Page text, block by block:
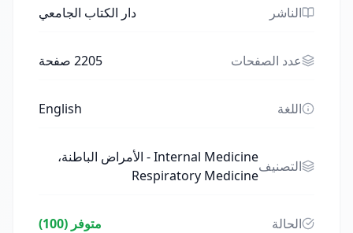
الناشر دار الكتاب الجامعي
عدد الصفحات 2205 صفحة
اللغة English
التصنيف
Internal Medicine - الأمراض الباطنة،
Respiratory Medicine
الحالة متوفر (100)